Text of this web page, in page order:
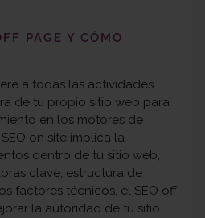
PAGE Y CÓMO
a todas las actividades
de tu propio sitio web para
en los motores de
on site implica la
dentro de tu sitio web,
clave, estructura de
factores técnicos, el SEO off
la autoridad de tu sitio